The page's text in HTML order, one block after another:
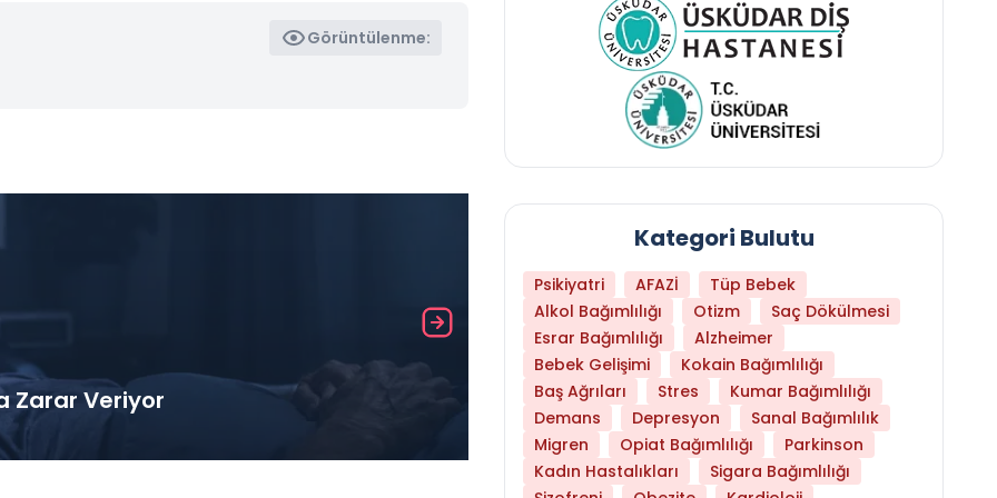
Görüntülenme:
Zarar Veriyor Libido Yüksekliği
Kategori Bulutu
Psikiyatri AFAZİ
Tüp Bebek
Alkol Bağımlılığı
Otizm
Saç Dökülmesi
Esrar Bağımlılığı
Alzheimer
Bebek Gelişimi
Kokain Bağımlılığı
Baş Ağrıları
Stres
Kumar Bağımlılığı
Demans
Depresyon
Sanal Bağımlılık
Migren
Opiat Bağımlılığı
Parkinson
Kadın Hastalıkları
Sigara Bağımlılığı